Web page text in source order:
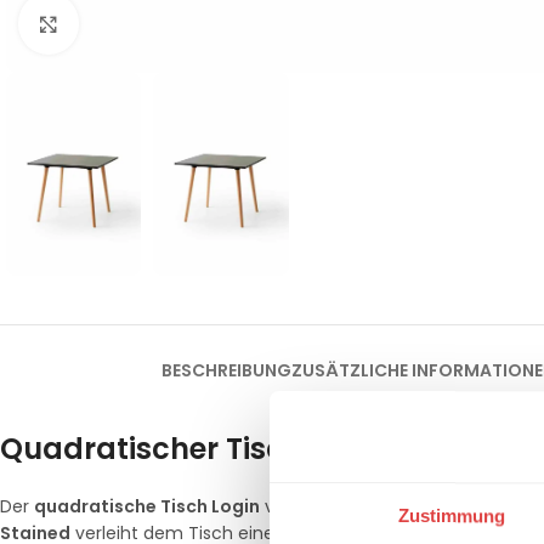
Zustimmung
BESCHREIBUNGZUSÄTZLICHE
Quadratischer Tisch Login
Der quadratische Tisch Login vereint modernes Design und
Stained verleiht dem Tisch eine elegante, dunkle Optik,